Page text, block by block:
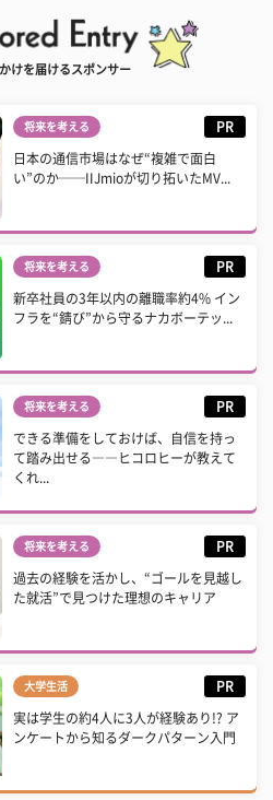
けを届けるスポンサー
将来を考える PR
日本の通信市場はなぜ“複雑で面白
い”のか──IIJmioが切り拓いたMV...
将来を考える PR
新卒社員の3年以内の離職率約4% イン
フラを“錆び”から守るナカボーテッ...
将来を考える PR
できる準備をしておけば、自信を持っ
て踏み出せる――ヒコロヒーが教えて
くれ...
将来を考える PR
過去の経験を活かし、“ゴールを見越し
た就活”で見つけた理想のキャリア
大学生活 PR
実は学生の約4人に3人が経験あり!? ア
ンケートから知るダークパターン入門